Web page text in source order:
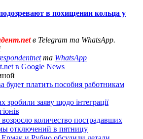
в похищении кольца у
в Telegram та WhatsApp.
та WhatsApp
в Google News
будет платить пособия работникам
зробили заяву щодо інтеграції
количество пострадавших
отключений в пятницу